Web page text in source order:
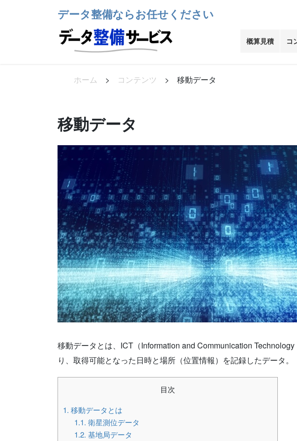
データ整備ならお任せください
概算見積 コ
ホーム > コンテンツ > 移動データ
移動データ
移動データとは、ICT（Information and Communication
り、取得可能となった日時と場所（位置情報）を記録したデータ。
目次
1. 移動データとは
1.1. 衛星測位データ
1.2. 基地局データ